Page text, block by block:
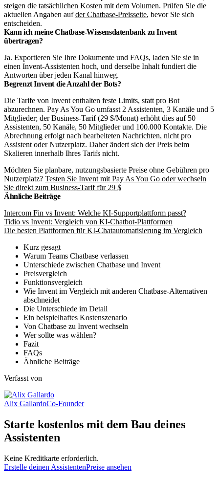
steigen die tatsächlichen Kosten mit dem Volumen. Prüfen Sie die
aktuellen Angaben aufder Chatbase-Preisseite, bevor Sie sich
entscheiden.
Kann ich meine Chatbase-Wissensdatenbank zu Invent
übertragen?
Ja. Exportieren Sie Ihre Dokumente und FAQs, laden Sie sie in
einen Invent-Assistenten hoch, und derselbe Inhalt fundiert die
Antworten über jeden Kanal hinweg.
Begrenzt Invent die Anzahl der Bots?
Die Tarife von Invent enthalten feste Limits, statt pro Bot
abzurechnen. Pay As You Go umfasst 2 Assistenten, 3 Kanäle und 5
Mitglieder; der Business-Tarif (29 $/Monat) erhöht dies auf 50
Assistenten, 50 Kanäle, 50 Mitglieder und 100.000 Kontakte. Die
Abrechnung erfolgt nach bearbeiteten Nachrichten, nicht pro
Assistent oder Nutzerplatz. Daher ändert sich der Preis beim
Skalieren innerhalb Ihres Tarifs nicht.
Möchten Sie planbare, nutzungsbasierte Preise ohne Gebühren pro
Nutzerplatz? Testen Sie Invent mit Pay As You Go oder wechseln
Sie direkt zum Business-Tarif für 29 $
Ähnliche Beiträge
Intercom Fin vs Invent: Welche KI-Supportplattform passt?
Tidio vs Invent: Vergleich von KI-Chatbot-Plattformen
Die besten Plattformen für KI-Chatautomatisierung im Vergleich
Kurz gesagt
Warum Teams Chatbase verlassen
Unterschiede zwischen Chatbase und Invent
Preisvergleich
Funktionsvergleich
Wie Invent im Vergleich mit anderen Chatbase-Alternativen
abschneidet
Die Unterschiede im Detail
Ein beispielhaftes Kostenszenario
Von Chatbase zu Invent wechseln
Wer sollte was wählen?
Fazit
FAQs
Ähnliche Beiträge
Verfasst von
Alix GallardoCo-Founder
Starte kostenlos mit dem Bau deines
Assistenten
Keine Kreditkarte erforderlich.
Erstelle deinen AssistentenPreise ansehen